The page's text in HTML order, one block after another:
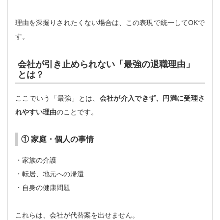
理由を深掘りされたくない場合は、この表現で統一してOKで
す。
会社が引き止められない「最強の退職理由」
とは？
ここでいう「最強」とは、 会社が介入できず、円満に受理さ
れやすい理由のことです。
① 家庭・個人の事情
・家族の介護
・転居、地元への帰還
・自身の健康問題
これらは、会社が代替案を出せません。